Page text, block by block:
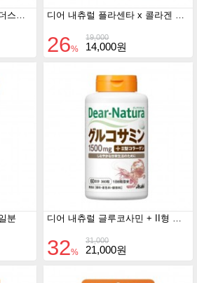
19,000
26% 14,000원
분 디어 내츄럴 글루코사민 + II형 콜라겐 60일분
31,000
32% 21,000원